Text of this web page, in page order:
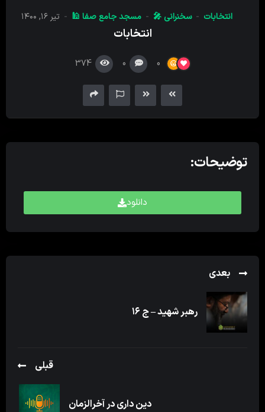
انتخابات سخنرانی 🎤 مسجد جامع صفا 🕌 تیر ۱۶, ۱۴۰۰
انتخابات
0
0
374
توضیحات:
دانلود
بعدی
رهبر شهید – ج ۱۶
قبلی
دین داری در آخرالزمان